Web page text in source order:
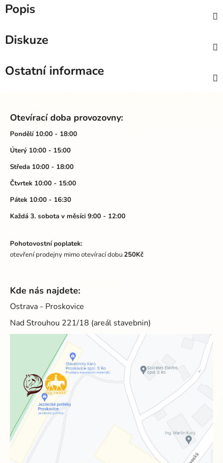
Popis
Diskuze
Ostatní informace
Otevírací doba provozovny:
Pondělí 10:00 - 18:00
Úterý 10:00 - 15:00
Středa 10:00 - 18:00
Čtvrtek 10:00 - 15:00
Pátek 10:00 - 16:30
Každá 3. sobota v měsíci 9:00 - 12:00
Pohotovostní poplatek:
otevření prodejny mimo otevírací dobu250Kč
Kde nás najdete:
Ostrava - Proskovice
Nad Strouhou 221/18 (areál stavebnin)